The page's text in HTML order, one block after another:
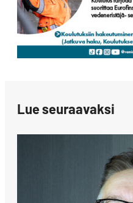
Lue seuraavaksi